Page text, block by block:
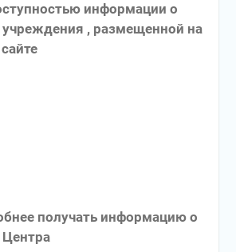
информации о
учреждения , размещенной на
получать информацию о
Центра